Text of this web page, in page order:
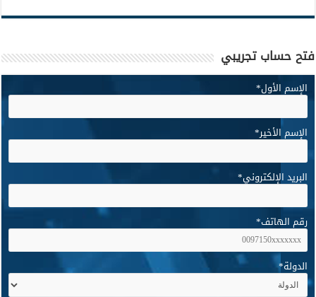
فتح حساب تجريبي
الإسم الأول*
الإسم الأخير*
البريد الإلكتروني*
رقم الهاتف*
الدولة*